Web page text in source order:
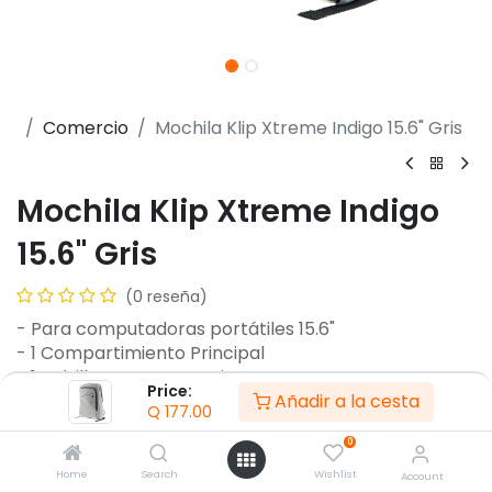
Price:
Q 177.00 Añadir a la cesta
Home Search
0
Wishlist Account
Comercio Mochila Klip Xtreme Indigo 15.6" Gris
Mochila Klip Xtreme Indigo
15.6" Gris
(0 reseña)
- Para computadoras portátiles 15.6"
- 1 Compartimiento Principal
- 1 Bolsillo para accesorios
- Poliuretano y poliéster
- Forro de Poliéster
Garantía :
Meses